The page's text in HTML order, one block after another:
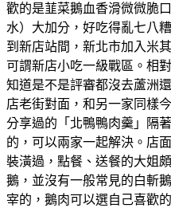
歡的是韮菜鵝血香滑微微脆
水）大加分，好吃得亂七八
到新店站間，新北市加入米
可謂新店小吃一級戰區。相
知道是不是評審都沒去蘆洲
店老街對面，和另一家同樣
分享過的「北鴨鴨肉羹」隔
的，可以兩家一起解決。店
裝潢過，點餐、送餐的大姐
鵝，並沒有一般常見的白斬
宰的，鵝肉可以選自己喜歡